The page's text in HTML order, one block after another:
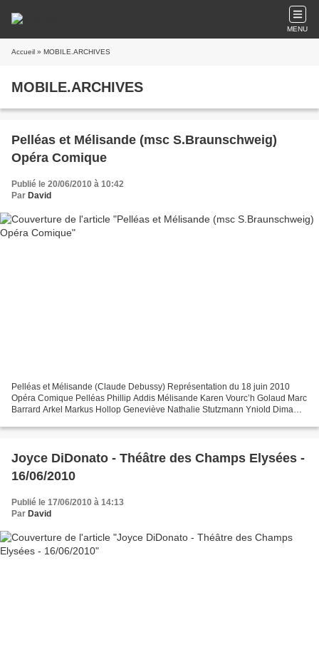
MENU
Accueil » MOBILE.ARCHIVES
MOBILE.ARCHIVES
Pelléas et Mélisande (msc S.Braunschweig)
Opéra Comique
Publié le 20/06/2010 à 10:42
Par David
Pelléas et Mélisande (Claude Debussy) Représentation du 18 juin 2010
Opéra Comique Pelléas Phillip Addis Mélisande Karen Vourc’h Golaud Marc
Barrard Arkel Markus Hollop Geneviève Nathalie Stutzmann Yniold Dima
Joyce DiDonato - Théâtre des Champs Elysées -
16/06/2010
Publié le 17/06/2010 à 14:13
Par David